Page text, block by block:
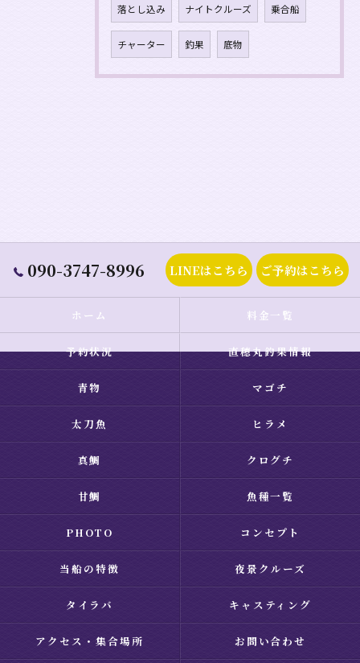
落とし込み ナイトクルーズ 乗合船
チャーター 釣果 底物
090-3747-8996 LINEはこちら ご予約はこちら
ホーム 料金一覧
予約状況 直穂丸釣果情報
青物 マゴチ
太刀魚 ヒラメ
真鯛 クログチ
甘鯛 魚種一覧
PHOTO コンセプト
当船の特徴 夜景クルーズ
タイラバ キャスティング
アクセス・集合場所 お問い合わせ